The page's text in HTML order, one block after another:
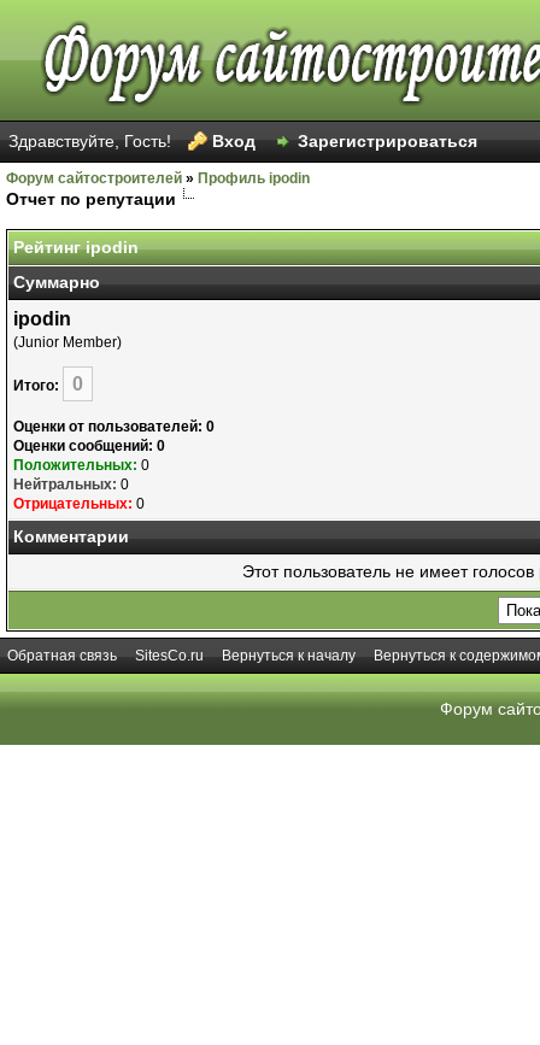
Здравствуйте, Гость! Вход Зарегистрироваться
Форум сайтостроителей » Профиль ipodin
Отчет по репутации
Рейтинг ipodin
Суммарно
ipodin
(Junior Member)
Итого: 0
Оценки от пользователей: 0
Оценки сообщений: 0
Положительных: 0
Нейтральных: 0
Отрицательных: 0
Комментарии
Этот пользователь не имеет
Обратная связь SitesCo.ru Вернуться к началу Вернуться к
Форум